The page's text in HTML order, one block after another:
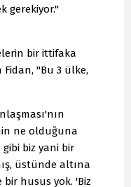
gerekiyor."
bir ittifaka
"Bu 3 ülke,
ne olduğuna
biz yani bir
üstünde altına
bir husus yok. 'Biz